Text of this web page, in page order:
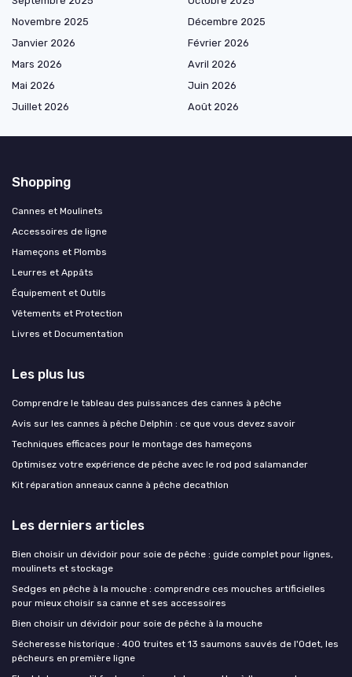
Novembre 2025
Décembre 2025
Janvier 2026
Février 2026
Mars 2026
Avril 2026
Mai 2026
Juin 2026
Juillet 2026
Août 2026
Shopping
Cannes et Moulinets
Accessoires de ligne
Hameçons et Plombs
Leurres et Appâts
Équipement et Outils
Vêtements et Protection
Livres et Documentation
Les plus lus
Comprendre le tableau des puissances des cannes à pêche
Avis sur les cannes à pêche Delphin : ce que vous devez savoir
Techniques efficaces pour le montage des hameçons
Optimisez votre expérience de pêche avec le rod pod salamander
Kit réparation anneaux canne à pêche decathlon
Les derniers articles
Bien choisir un dévidoir pour soie de pêche : guide complet pour lignes,
moulinets et stockage
Sedges en pêche à la mouche : comprendre ces mouches artificielles
pour mieux choisir sa canne et ses accessoires
Bien choisir un dévidoir pour soie de pêche à la mouche
Sécheresse historique : 400 truites et 13 saumons sauvés de l'Odet, les
pêcheurs en première ligne